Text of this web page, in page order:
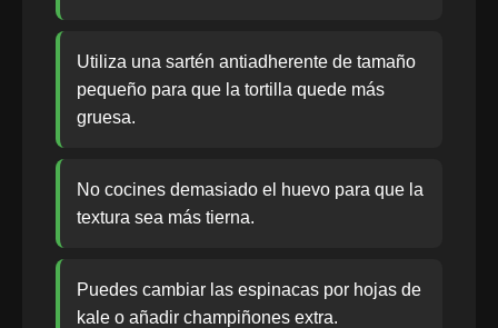
Utiliza una sartén antiadherente de tamaño
pequeño para que la tortilla quede más
gruesa.
No cocines demasiado el huevo para que la
textura sea más tierna.
Puedes cambiar las espinacas por hojas de
kale o añadir champiñones extra.